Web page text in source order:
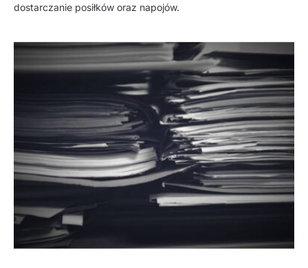
dostarczanie posiłków oraz napojów.